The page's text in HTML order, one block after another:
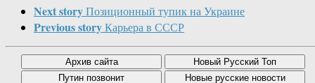
Next storyПозиционный тупик на Украине
Previous storyКарьера в СССР